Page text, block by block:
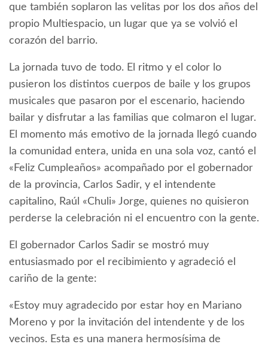
que también soplaron las velitas por los dos años del
propio Multiespacio, un lugar que ya se volvió el
corazón del barrio.
La jornada tuvo de todo. El ritmo y el color lo
pusieron los distintos cuerpos de baile y los grupos
musicales que pasaron por el escenario, haciendo
bailar y disfrutar a las familias que colmaron el lugar.
El momento más emotivo de la jornada llegó cuando
la comunidad entera, unida en una sola voz, cantó el
«Feliz Cumpleaños» acompañado por el gobernador
de la provincia, Carlos Sadir, y el intendente
capitalino, Raúl «Chuli» Jorge, quienes no quisieron
perderse la celebración ni el encuentro con la gente.
El gobernador Carlos Sadir se mostró muy
entusiasmado por el recibimiento y agradeció el
cariño de la gente:
«Estoy muy agradecido por estar hoy en Mariano
Moreno y por la invitación del intendente y de los
vecinos. Esta es una manera hermosísima de